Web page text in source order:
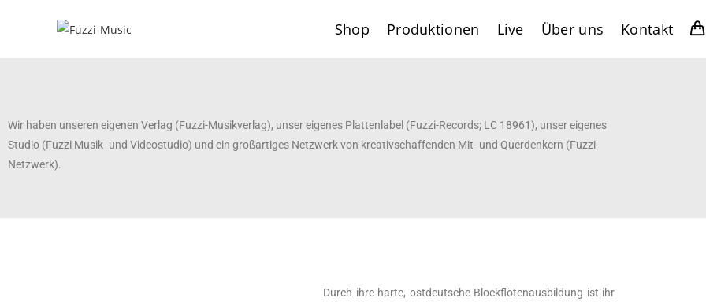
Shop Produktionen Live Über uns Kontakt
Wir haben unseren eigenen Verlag (Fuzzi-Musikverlag), unser eigenes Plattenlabel (Fuzzi-Records; LC 18961), unser eigenes
Studio (Fuzzi Musik- und Videostudio) und ein großartiges Netzwerk von kreativschaffenden Mit- und Querdenkern (Fuzzi-
Netzwerk).
Durch ihre harte, ostdeutsche Blockflötenausbildung ist ihr